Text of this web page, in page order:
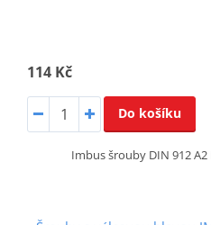
114 Kč
Do košíku
Imbus šrouby DIN 912